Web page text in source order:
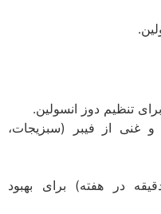
دوز انسولین.
از فیبر (سبزیجات،
(۱۵۰ دقیقه در هفته) برای بهبود